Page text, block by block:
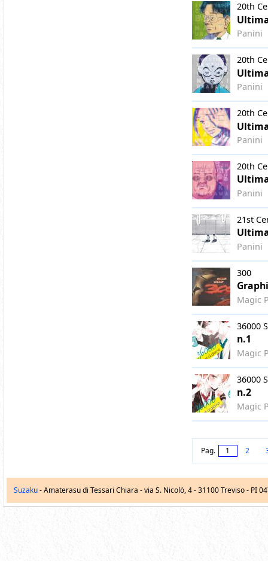
20th
Panini
20th
Panini
20th
Panini
20th
Panini
21st
Panini
300
Magic
36000
n.1
Magic
36000
n.2
Magic
Pag. 1 2
Suzaku- Amaterasu di Tessari Chiara -via S. Nicolò, 4-31100 Treviso - PI